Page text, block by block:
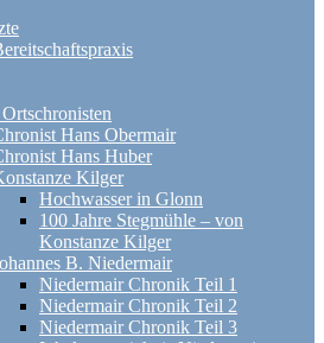
Hans Obermair
Hans Huber
Kilger
Hochwasser in Glonn
100 Jahre Stegmühle – von
Konstanze Kilger
B. Niedermair
Niedermair Chronik Teil 1
Niedermair Chronik Teil 2
Niedermair Chronik Teil 3